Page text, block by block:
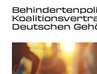
Deutschen